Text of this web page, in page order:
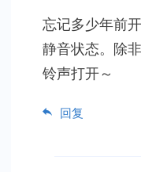
忘记多少年前
静音状态。除
铃声打开～
回复